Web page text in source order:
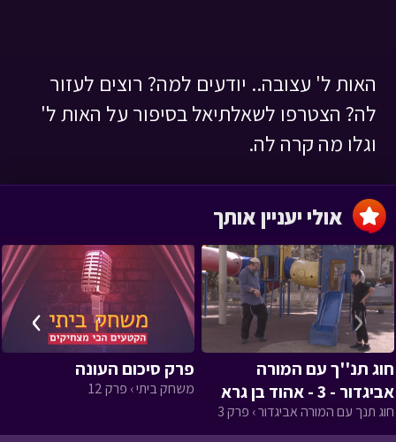
האות ל' עצובה.. יודעים למה? רוצים לעזור
לה? הצטרפו לשאלתיאל בסיפור על האות ל'
וגלו מה קרה לה.
חוג תנ''ך עם המורה
אביגדור - 3 - אהוד בן גרא
חוג תנך עם המורה אביגדור › פרק 3
פרק סיכום העונה
משחק ביתי › פרק 12
‹
›